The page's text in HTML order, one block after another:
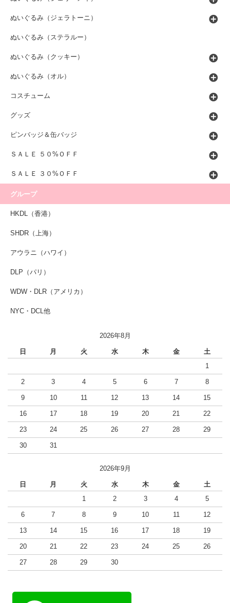
ぬいぐるみ（ジェラトーニ）
ぬいぐるみ（ステラルー）
ぬいぐるみ（クッキー）
ぬいぐるみ（オル）
コスチューム
グッズ
ピンバッジ＆缶バッジ
ＳＡＬＥ ５０%ＯＦＦ
ＳＡＬＥ ３０%ＯＦＦ
グループ
HKDL（香港）
SHDR（上海）
アウラニ（ハワイ）
DLP（パリ）
WDW・DLR（アメリカ）
NYC・DCL他
2026年8月
日 月 火 水 木 金
土
1
2 3 4 5 6 7 8
9 10 11 12 13 14 15
16 17 18 19 20 21 22
23 24 25 26 27 28 29
30 31
2026年9月
日 月 火 水 木 金
土
1
2 3 4 5
6 7 8 9 10 11 12
13 14 15 16 17 18 19
20 21 22 23 24 25 26
27 28 29 30